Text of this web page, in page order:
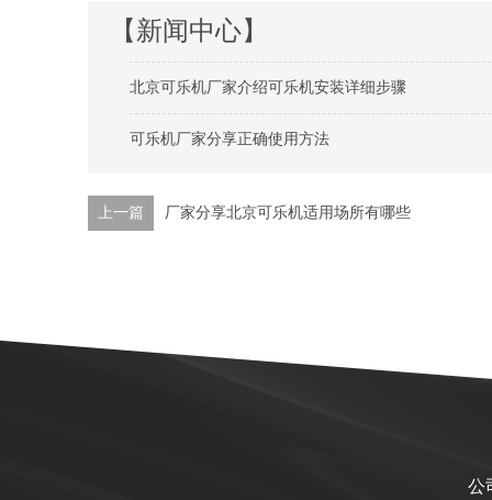
【新闻中心】
北京可乐机厂家介绍可乐机安装详细步骤
可乐机厂家分享正确使用方法
上一篇 厂家分享北京可乐机适用场所有哪些
公